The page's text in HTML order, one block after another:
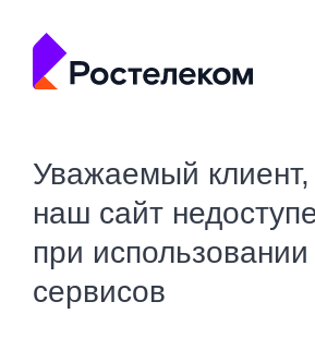
Уважаемый клиент,
наш сайт
при
сервисов